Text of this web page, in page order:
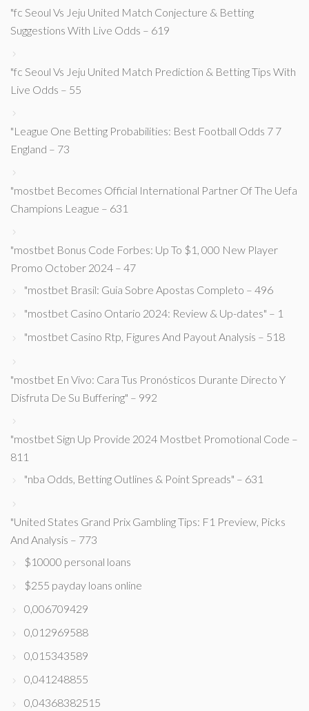
"fc Seoul Vs Jeju United Match Conjecture & Betting
Suggestions With Live Odds – 619
"fc Seoul Vs Jeju United Match Prediction & Betting Tips With
Live Odds – 55
"League One Betting Probabilities: Best Football Odds 7 7
England – 73
"mostbet Becomes Official International Partner Of The Uefa
Champions League – 631
"mostbet Bonus Code Forbes: Up To $1, 000 New Player
Promo October 2024 – 47
"mostbet Brasil: Guia Sobre Apostas Completo – 496
"mostbet Casino Ontario 2024: Review & Up-dates" – 1
"mostbet Casino Rtp, Figures And Payout Analysis – 518
"mostbet En Vivo: Cara Tus Pronósticos Durante Directo Y
Disfruta De Su Buffering" – 992
"mostbet Sign Up Provide 2024 Mostbet Promotional Code –
811
"nba Odds, Betting Outlines & Point Spreads" – 631
"United States Grand Prix Gambling Tips: F1 Preview, Picks
And Analysis – 773
$10000 personal loans
$255 payday loans online
0,006709429
0,012969588
0,015343589
0,041248855
0,04368382515